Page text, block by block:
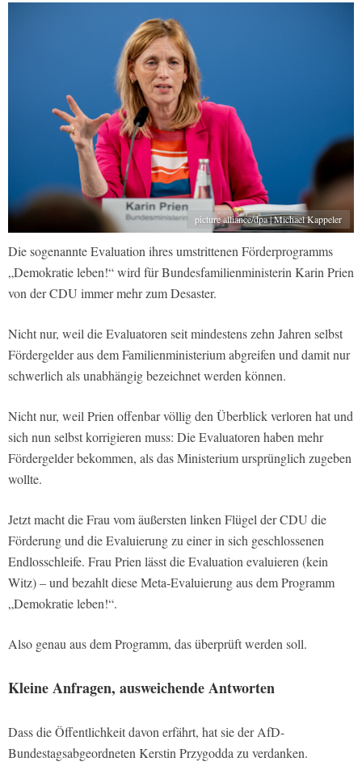
picture alliance/dpa | Michael Kappeler
Die sogenannte Evaluation ihres umstrittenen Förderprogramms
„Demokratie leben!“ wird für Bundesfamilienministerin Karin Prien
von der CDU immer mehr zum Desaster.
Nicht nur, weil die Evaluatoren seit mindestens zehn Jahren selbst
Fördergelder aus dem Familienministerium abgreifen und damit nur
schwerlich als unabhängig bezeichnet werden können.
Nicht nur, weil Prien offenbar völlig den Überblick verloren hat und
sich nun selbst korrigieren muss: Die Evaluatoren haben mehr
Fördergelder bekommen, als das Ministerium ursprünglich zugeben
wollte.
Jetzt macht die Frau vom äußersten linken Flügel der CDU die
Förderung und die Evaluierung zu einer in sich geschlossenen
Endlosschleife. Frau Prien lässt die Evaluation evaluieren (kein
Witz) – und bezahlt diese Meta-Evaluierung aus dem Programm
„Demokratie leben!“.
Also genau aus dem Programm, das überprüft werden soll.
Kleine Anfragen, ausweichende Antworten
Dass die Öffentlichkeit davon erfährt, hat sie der AfD-
Bundestagsabgeordneten Kerstin Przygodda zu verdanken.